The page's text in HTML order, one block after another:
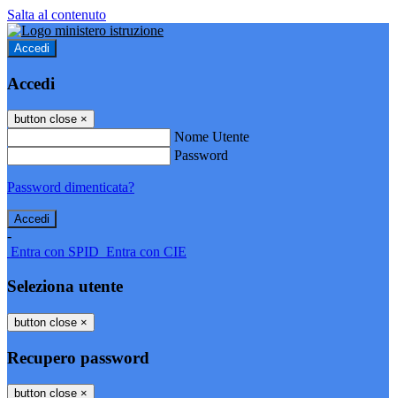
Salta al contenuto
Accedi
Accedi
button close ×
Nome Utente
Password
Password dimenticata?
-
Entra con SPID Entra con CIE
Seleziona utente
button close ×
Recupero password
button close ×